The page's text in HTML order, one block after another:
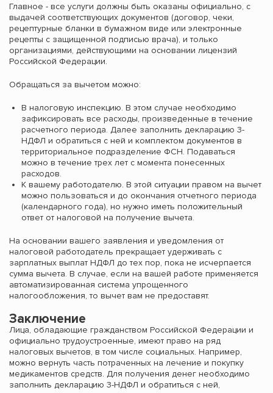
Главное - все услуги должны быть оказаны официально, с
выдачей соответствующих документов (договор, чеки,
рецептурные бланки в бумажном виде или электронные
рецепты с защищенной подписью врача), и только
организациями, действующими на основании лицензий
Российской Федерации.
Обращаться за вычетом можно:
В налоговую инспекцию. В этом случае необходимо
зафиксировать все расходы, произведенные в течение
расчетного периода. Далее заполнить декларацию 3-
НДФЛ и обратиться с ней и комплектом документов в
территориальное подразделение ФСН. Подаваться
можно в течение трех лет с момента понесенных
расходов.
К вашему работодателю. В этой ситуации правом на вычет
можно пользоваться и до окончания отчетного периода
(календарного года), но нужно иметь положительный
ответ от налоговой на получение вычета.
На основании вашего заявления и уведомления от
налоговой работодатель прекращает удерживать с
зарплатных выплат НДФЛ до тех пор, пока не исчерпается
сумма вычета. В случае, если на вашей работе применяется
автоматизированная система упрощенного
налогообложения, то вычет вам не предоставят.
Заключение
Лица, обладающие гражданством Российской Федерации и
официально трудоустроенные, имеют право на ряд
налоговых вычетов, в том числе социальных. Например,
можно вернуть часть потраченных на лечение и покупку
медикаментов средств. Для получения денег необходимо
заполнить декларацию 3-НДФЛ и обратиться с ней,